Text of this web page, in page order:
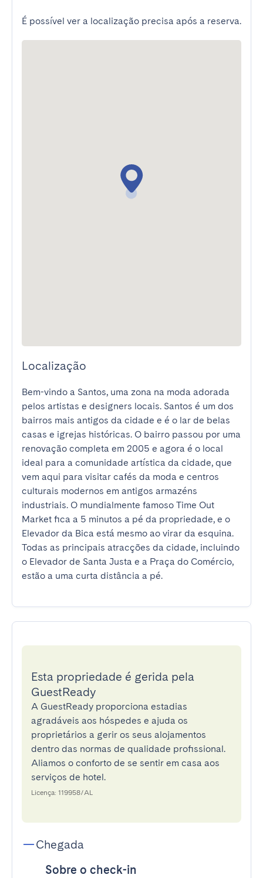
É possível ver a localização precisa após a reserva.
Localização
Bem-vindo a Santos, uma zona na moda adorada
pelos artistas e designers locais. Santos é um dos
bairros mais antigos da cidade e é o lar de belas
casas e igrejas históricas. O bairro passou por uma
renovação completa em 2005 e agora é o local
ideal para a comunidade artística da cidade, que
vem aqui para visitar cafés da moda e centros
culturais modernos em antigos armazéns
industriais. O mundialmente famoso Time Out
Market fica a 5 minutos a pé da propriedade, e o
Elevador da Bica está mesmo ao virar da esquina.
Todas as principais atracções da cidade, incluindo
o Elevador de Santa Justa e a Praça do Comércio,
estão a uma curta distância a pé.
Esta propriedade é gerida pela
GuestReady
A GuestReady proporciona estadias
agradáveis aos hóspedes e ajuda os
proprietários a gerir os seus alojamentos
dentro das normas de qualidade profissional.
Aliamos o conforto de se sentir em casa aos
serviços de hotel.
Licença: 119958/AL
Chegada
Sobre o check-in